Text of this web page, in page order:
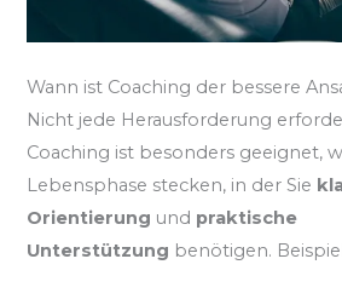
Wann ist Coaching der bessere
Nicht jede Herausforderung
Coaching ist besonders geeignet,
Lebensphase stecken, in der Sie
Orientierung und praktische
Unterstützung benötigen.